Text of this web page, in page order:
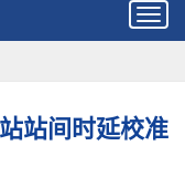
站间时延校准